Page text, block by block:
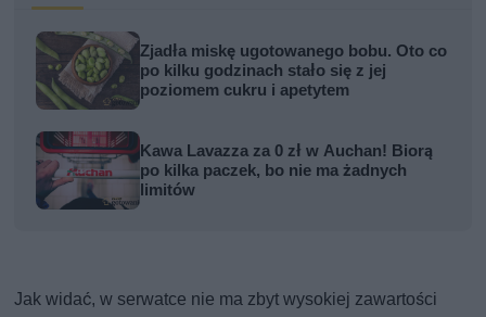
Zjadła miskę ugotowanego bobu. Oto co
po kilku godzinach stało się z jej
poziomem cukru i apetytem
Kawa Lavazza za 0 zł w Auchan! Biorą
po kilka paczek, bo nie ma żadnych
limitów
Jak widać, w serwatce nie ma zbyt wysokiej zawartości